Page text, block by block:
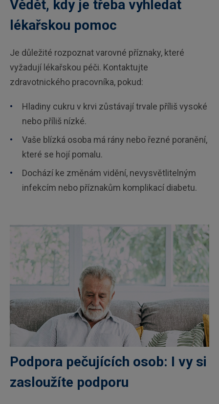
Vědět, kdy je třeba vyhledat
lékařskou pomoc
Je důležité rozpoznat varovné příznaky, které
vyžadují lékařskou péči. Kontaktujte
zdravotnického pracovníka, pokud:
Hladiny cukru v krvi zůstávají trvale příliš vysoké
nebo příliš nízké.
Vaše blízká osoba má rány nebo řezné poranění,
které se hojí pomalu.
Dochází ke změnám vidění, nevysvětlitelným
infekcím nebo příznakům komplikací diabetu.
Podpora pečujících osob: I vy si
zasloužíte podporu